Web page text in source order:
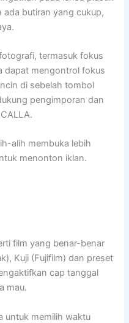
ada butiran yang cukup,
termasuk fokus
dapat mengontrol fokus
di sebelah tombol
pengimporan dan
alih membuka lebih
menonton iklan.
film yang benar-benar
Kuji (Fujifilm) dan preset
cap tanggal
mau.
untuk memilih waktu